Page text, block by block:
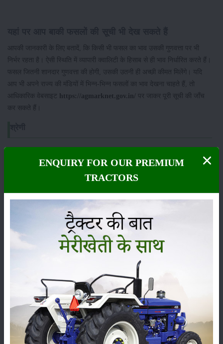
आपकी जानकारी के लिए बतादें, कि किसी भी फसल का भाव उसकी गुणवत्ता पर भी
निर्भर रहता है। ऐसी स्थिति में व्यापारी क्वालिटी के हिसाब से ही भाव निर्धारित करते हैं।
फसल जितनी शानदार गुणवत्ता की होगी, उसकी उतनी ही अच्छी कीमत मिलेंगे। यदि
आप भी अपने राज्य की मंडियों में भिन्न-भिन्न फसलों का भाव देखना चाहते हैं, तो
आधिकारिक वेबसाइट https://agmarknet.gov.in/
पर जाकर पूरी सूची की जाँच
कर सकते हैं।
कीटनाशक पशुपालन
कृषि यंत्र समाचार
ENQUIRY FOR OUR PREMIUM
TRACTORS